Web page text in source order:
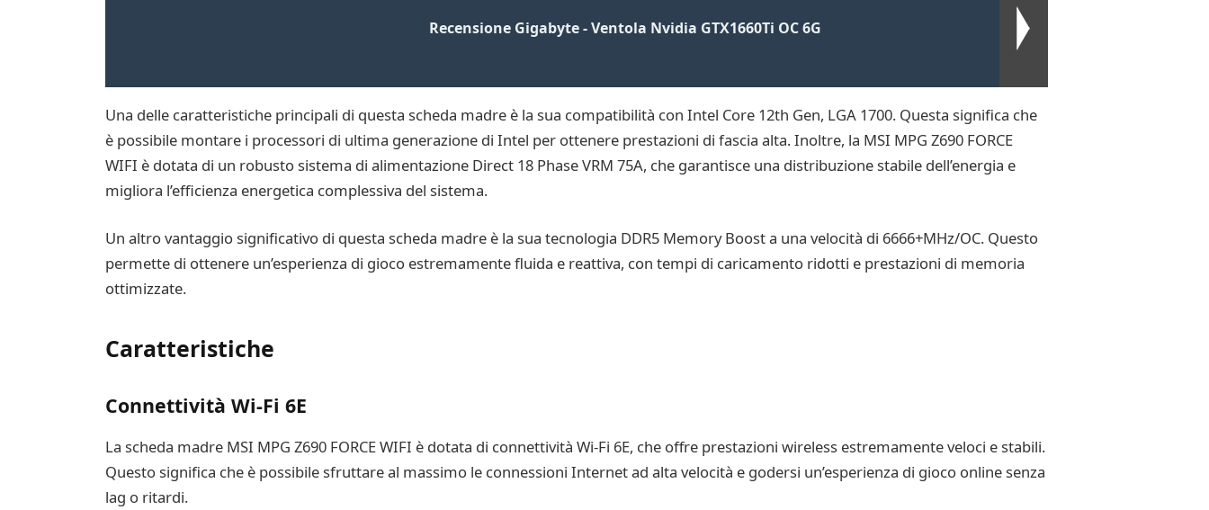
Recensione Gigabyte - Ventola Nvidia GTX1660Ti OC 6G
Una delle caratteristiche principali di questa scheda madre è la sua compatibilità con Intel Core 12th Gen, LGA 1700. Questa significa che
è possibile montare i processori di ultima generazione di Intel per ottenere prestazioni di fascia alta. Inoltre, la MSI MPG Z690 FORCE
WIFI è dotata di un robusto sistema di alimentazione Direct 18 Phase VRM 75A, che garantisce una distribuzione stabile dell’energia e
migliora l’efficienza energetica complessiva del sistema.
Un altro vantaggio significativo di questa scheda madre è la sua tecnologia DDR5 Memory Boost a una velocità di 6666+MHz/OC. Questo
permette di ottenere un’esperienza di gioco estremamente fluida e reattiva, con tempi di caricamento ridotti e prestazioni di memoria
ottimizzate.
Caratteristiche
Connettività Wi-Fi 6E
La scheda madre MSI MPG Z690 FORCE WIFI è dotata di connettività Wi-Fi 6E, che offre prestazioni wireless estremamente veloci e stabili.
Questo significa che è possibile sfruttare al massimo le connessioni Internet ad alta velocità e godersi un’esperienza di gioco online senza
lag o ritardi.